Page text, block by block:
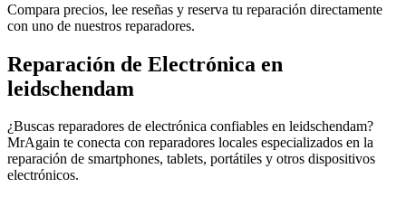
Compara precios, lee reseñas y reserva tu reparación directamente
con uno de nuestros reparadores.
Reparación de Electrónica en
leidschendam
¿Buscas reparadores de electrónica confiables en leidschendam?
MrAgain te conecta con reparadores locales especializados en la
reparación de smartphones, tablets, portátiles y otros dispositivos
electrónicos.